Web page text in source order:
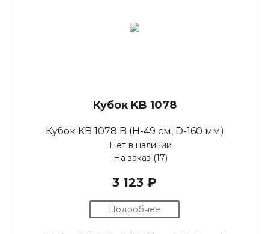
Кубок KB 1078
Кубок KB 1078 B (H-49 см, D-160 мм)
Нет в наличии
На заказ (17)
3 123 ₽
Подробнее